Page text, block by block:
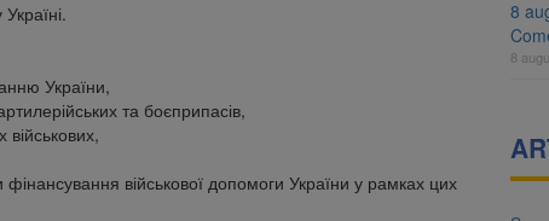
України,
та боєприпасів,
військових,
військової допомоги України у рамках цих
8
8